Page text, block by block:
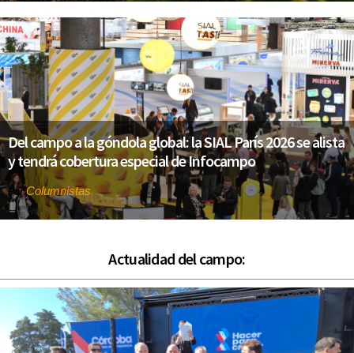
Del campo a la góndola global: la SIAL París 2026 se alista
y tendrá cobertura especial de Infocampo
PorColumnistas
Actualidad del campo: